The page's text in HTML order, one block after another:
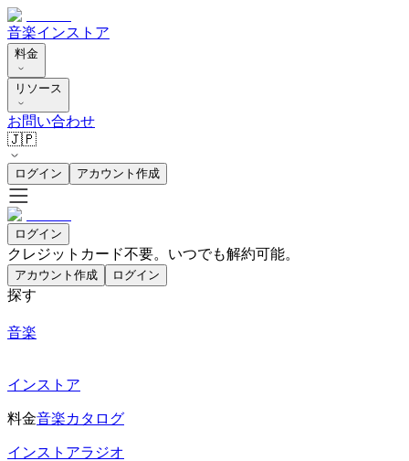
音楽インストア
料金
リソース
お問い合わせ
🇯🇵
ログイン アカウント作成
ログイン
クレジットカード不要。いつでも解約可能。
アカウント作成 ログイン
探す
音楽
インストア
料金音楽カタログ
インストアラジオ